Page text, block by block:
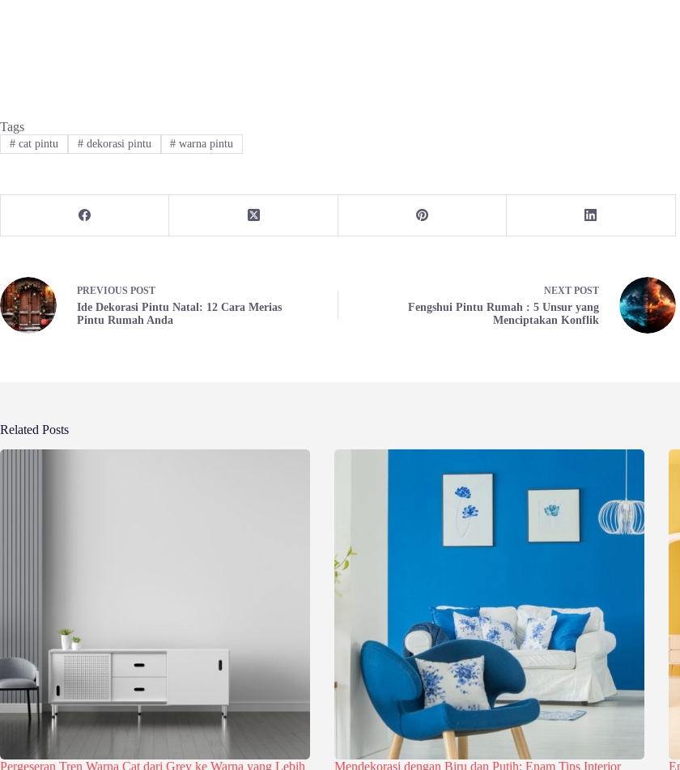
Tags
#cat pintu #dekorasi pintu # warna pintu
PREVIOUS POST
Ide Dekorasi Pintu Natal: 12 Cara Merias
Pintu Rumah Anda
NEXT POST
Fengshui Pintu Rumah : 5 Unsur yang
Menciptakan Konflik
Related Posts
Pergeseran Tren Warna Cat dari Grey ke Warna yang Lebih Mendekorasi dengan Biru dan Putih: Enam Tips Interior